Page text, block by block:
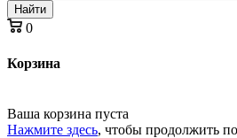
Найти
0
Корзина
Ваша корзина пуста
Нажмите здесь, чтобы продолжить